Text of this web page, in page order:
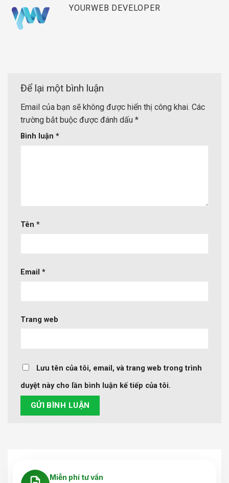
YOURWEB DEVELOPER
Để lại một bình luận
Email của bạn sẽ không được hiển thị công khai. Các
trường bắt buộc được đánh dấu *
Bình luận *
Tên *
Email *
Trang web
Lưu tên của tôi, email, và trang web trong trình
duyệt này cho lần bình luận kế tiếp của tôi.
Miễn phí tư vấn